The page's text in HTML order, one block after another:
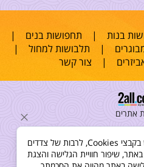
בנות | תחפושות בנים |
| תלבושות למחול |
| צור קשר
אתרים
לידיעתך, באתרנו נעשה שימוש בקבצי Cookies, לרבות של צדדים
שיפור חוויית הגלישה והצגת